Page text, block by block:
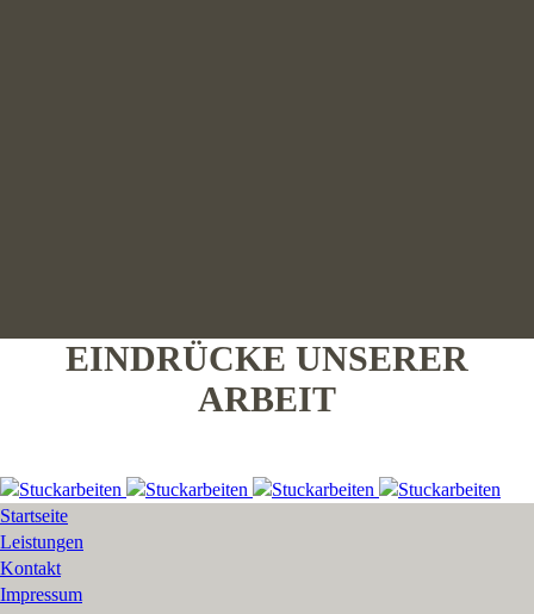
EINDRÜCKE UNSERER
ARBEIT
Startseite
Leistungen
Kontakt
Impressum